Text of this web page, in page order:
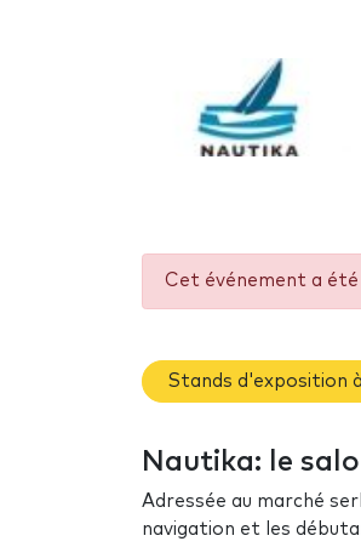
Cet événement a été
Stands d'exposition
Nautika: le
Adressée au marché
navigation et les